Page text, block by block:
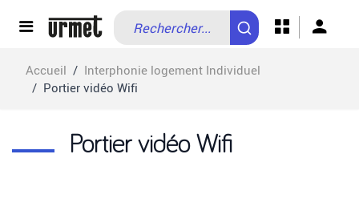
Allez au contenu
Accueil / Interphonie logement Individuel
/ Portier vidéo Wifi
Portier vidéo Wifi